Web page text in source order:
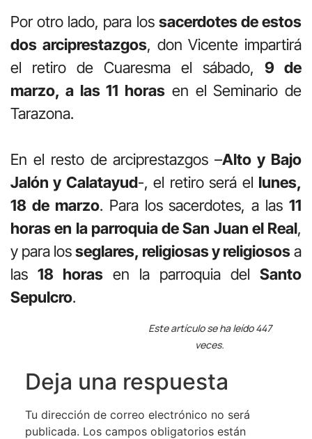
Por otro lado, para los sacerdotes de estos
dos arciprestazgos, don Vicente impartirá
el retiro de Cuaresma el sábado, 9 de
marzo, a las 11 horas en el Seminario de
Tarazona.
En el resto de arciprestazgos –Alto y Bajo
Jalón y Calatayud-, el retiro será el lunes,
18 de marzo. Para los sacerdotes, a las 11
horas en la parroquia de San Juan el Real,
y para losseglares, religiosas y religiososa
las 18 horas en la parroquia del Santo
Sepulcro.
Este artículo se ha leído 447
veces.
Deja una respuesta
Tu dirección de correo electrónico no será
publicada. Los campos obligatorios están